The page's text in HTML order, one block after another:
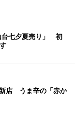
台七夕夏売り」 初
店 うま辛の「赤か